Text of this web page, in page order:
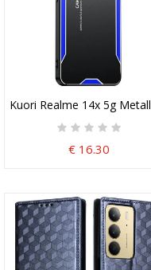
Kuori Realme 14x 5g
€ 16.30